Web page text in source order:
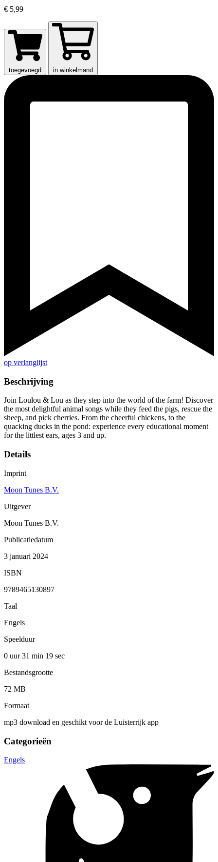
€ 5,99
toegevoegd in winkelmand
op verlanglijst
Beschrijving
Join Loulou & Lou as they step into the world of the farm! Discover
the most delightful animal songs while they feed the pigs, rescue the
sheep, and pick cherries. From the cheerful chickens, to the
quacking ducks in the pond: experience every educational moment
for the littlest ears, ages 3 and up.
Details
Imprint
Moon Tunes B.V.
Uitgever
Moon Tunes B.V.
Publicatiedatum
3 januari 2024
ISBN
9789465130897
Taal
Engels
Speelduur
0 uur 31 min 19 sec
Bestandsgrootte
72 MB
Formaat
mp3 download en geschikt voor de Luisterrijk app
Categorieën
Engels